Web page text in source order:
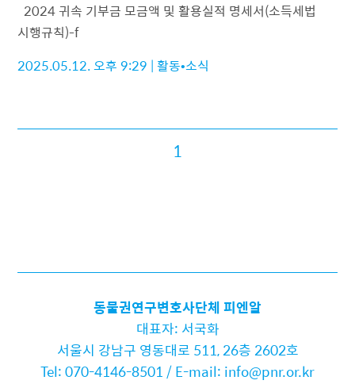
2024 귀속 기부금 모금액 및 활용실적 명세서(소득세법
시행규칙)-f
2025.05.12. 오후 9:29 |활동•소식
1
동물권연구변호사단체 피엔알
대표자: 서국화
서울시 강남구 영동대로 511, 26층 2602호
Tel: 070-4146-8501 / E-mail: info@pnr.or.kr